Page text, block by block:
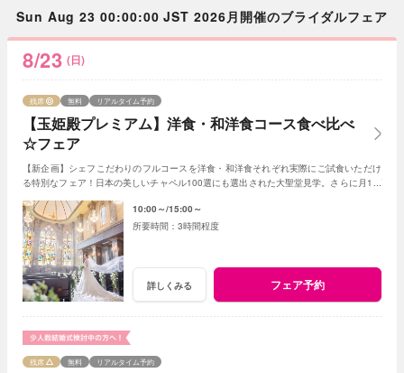
Sun Aug 23 00:00:00 JST 2026月開催のブライダルフェア
8/23 (日)
【玉姫殿プレミアム】洋食・和洋食コース食べ比べ
☆フェア
残席 無料 リアルタイム予約
【新企画】シェフこだわりのフルコースを洋食・和洋食それぞれ実際にご試食いただけ
る特別なフェア！日本の美しいチャペル100選にも選出された大聖堂見学。さらに月1プ
10:00～ 15:00～
3時間程度
詳しくみる フェア予約
残席 無料 リアルタイム予約